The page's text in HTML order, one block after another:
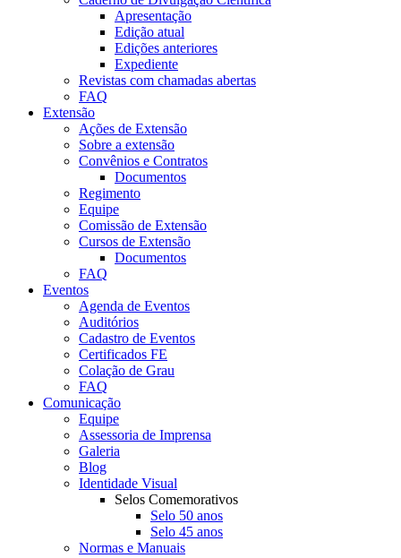
Apresentação
Edição atual
Edições anteriores
Expediente
Revistas com chamadas abertas
FAQ
Extensão
Ações de Extensão
Sobre a extensão
Convênios e Contratos
Documentos
Regimento
Equipe
Comissão de Extensão
Cursos de Extensão
Documentos
FAQ
Eventos
Agenda de Eventos
Auditórios
Cadastro de Eventos
Certificados FE
Colação de Grau
FAQ
Comunicação
Equipe
Assessoria de Imprensa
Galeria
Blog
Identidade Visual
Selos Comemorativos
Selo 50 anos
Selo 45 anos
Normas e Manuais